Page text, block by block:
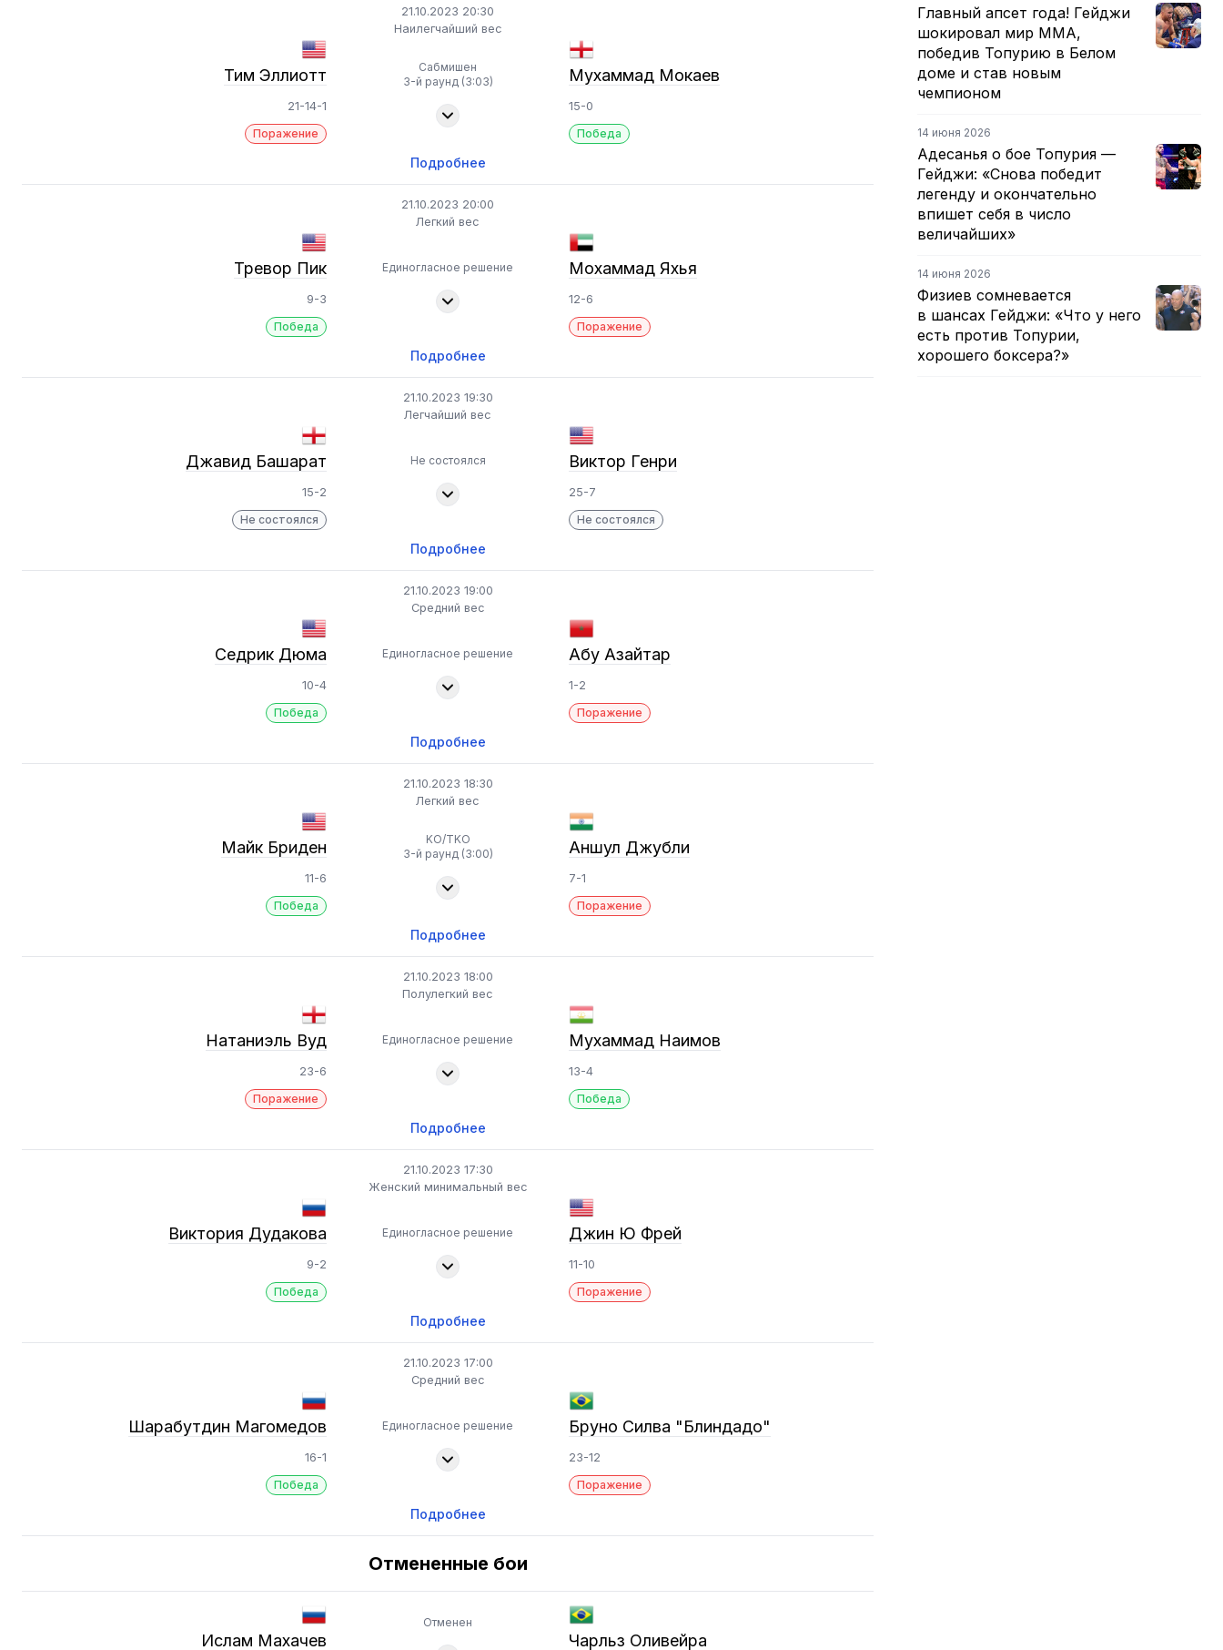
21.10.2023 20:30
Наилегчайший вес
Тим Эллиотт
21-14-1
Поражение
Сабмишен
3-й раунд (3:03)
Мухаммад Мокаев
15-0
Победа
Подробнее
21.10.2023 20:00
Легкий вес
Тревор Пик
9-3
Победа
Единогласное решение Мохаммад Яхья
12-6
Поражение
Подробнее
21.10.2023 19:30
Легчайший вес
Джавид Башарат
15-2
Не состоялся
Не состоялся Виктор Генри
25-7
Не состоялся
Подробнее
21.10.2023 19:00
Средний вес
Седрик Дюма
10-4
Победа
Единогласное решение Абу Азайтар
1-2
Поражение
Подробнее
21.10.2023 18:30
Легкий вес
Майк Бриден
11-6
Победа
KO/TKO
3-й раунд (3:00)
Аншул Джубли
7-1
Поражение
Подробнее
21.10.2023 18:00
Полулегкий вес
Натаниэль Вуд
23-6
Поражение
Единогласное решение Мухаммад Наимов
13-4
Победа
Подробнее
21.10.2023 17:30
Женский минимальный вес
Виктория Дудакова
9-2
Победа
Единогласное решение Джин Ю Фрей
11-10
Поражение
Подробнее
21.10.2023 17:00
Средний вес
Шарабутдин Магомедов
16-1
Победа
Единогласное решение Бруно Силва "Блиндадо"
23-12
Поражение
Подробнее
Отмененные бои
Ислам Махачев
Отменен
Чарльз Оливейра
Главный апсет года! Гейджи
шокировал мир ММА,
победив Топурию в Белом
доме и став новым
чемпионом
14 июня 2026
Адесанья о бое Топурия —
Гейджи: «Снова победит
легенду и окончательно
впишет себя в число
величайших»
14 июня 2026
Физиев сомневается
в шансах Гейджи: «Что у него
есть против Топурии,
хорошего боксера?»